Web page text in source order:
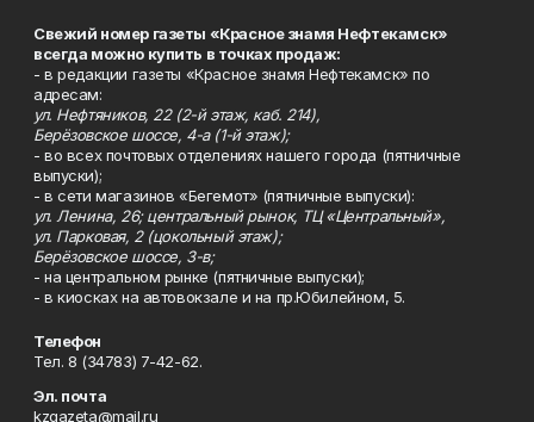
Свежий номер газеты «Красное знамя Нефтекамск»
всегда можно купить в точках продаж:
- в редакции газеты «Красное знамя Нефтекамск» по
адресам:
ул. Нефтяников, 22 (2-й этаж, каб. 214),
Берёзовское шоссе, 4-а (1-й этаж);
- во всех почтовых отделениях нашего города (пятничные
выпуски);
- в сети магазинов «Бегемот» (пятничные выпуски):
ул. Ленина, 26; центральный рынок, ТЦ «Центральный»,
ул. Парковая, 2 (цокольный этаж);
Берёзовское шоссе, 3-в;
- на центральном рынке (пятничные выпуски);
- в киосках на автовокзале и на пр.Юбилейном, 5.
Телефон
Тел. 8 (34783) 7-42-62.
Эл. почта
kzgazeta@mail.ru